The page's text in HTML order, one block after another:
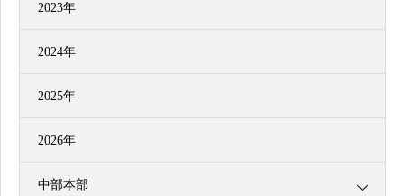
2023年
2024年
2025年
2026年
中部本部